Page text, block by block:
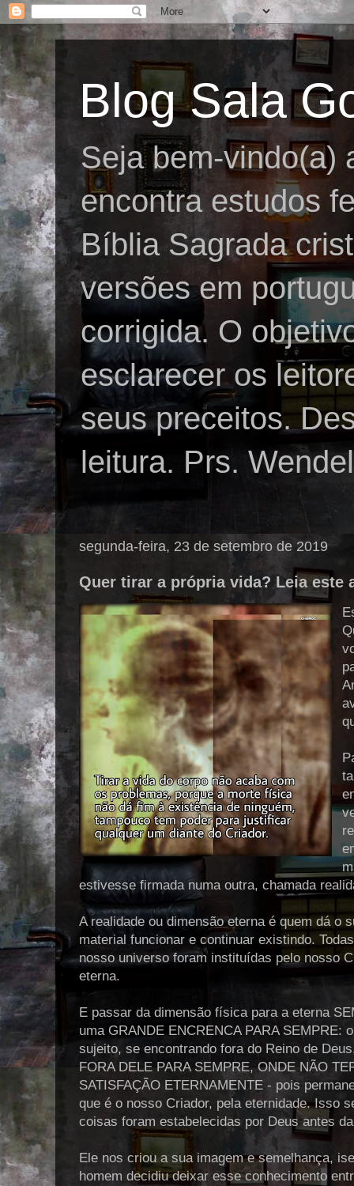
Blog Sala
Seja bem-vindo(a)
encontra estudos
Bíblia Sagrada
versões em
corrigida. O
esclarecer os
seus preceitos.
leitura. Prs.
segunda-feira, 23 de setembro de 2019
Quer tirar a própria vida? Leia este
estivesse firmada numa outra, chamada
A realidade ou dimensão eterna é quem dá o
material funcionar e continuar existindo.
nosso universo foram instituídas pelo nosso
eterna.
E passar da dimensão física para a eterna
uma GRANDE ENCRENCA PARA SEMPRE:
sujeito, se encontrando fora do Reino de
FORA DELE PARA SEMPRE, ONDE NÃO
SATISFAÇÃO ETERNAMENTE - pois
que é o nosso Criador, pela eternidade. Isso
coisas foram estabelecidas por Deus antes
Ele nos criou a sua imagem e semelhança,
homem decidiu deixar esse conhecimento